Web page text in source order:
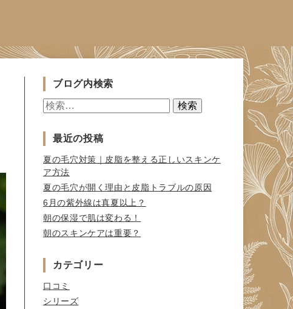
ブログ内検索
検
最近の投稿
夏の毛穴対策｜皮脂を整える正しいスキンケ
ア方法
夏の毛穴が開く理由と皮脂トラブルの原因
6月の紫外線は真夏以上？
朝の保湿で肌は変わる！
朝のスキンケアは重要？
カテゴリー
口コミ
シリーズ